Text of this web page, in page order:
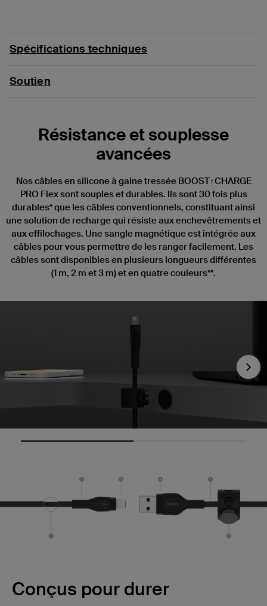
Spécifications techniques
Soutien
Résistance et souplesse
avancées
Nos câbles en silicone à gaine tressée BOOST↑CHARGE
PRO Flex sont souples et durables. Ils sont 30 fois plus
durables* que les câbles conventionnels, constituant ainsi
une solution de recharge qui résiste aux enchevêtrements et
aux effilochages. Une sangle magnétique est intégrée aux
câbles pour vous permettre de les ranger facilement. Les
câbles sont disponibles en plusieurs longueurs différentes
(1 m, 2 m et 3 m) et en quatre couleurs**.
Next
Conçus pour durer